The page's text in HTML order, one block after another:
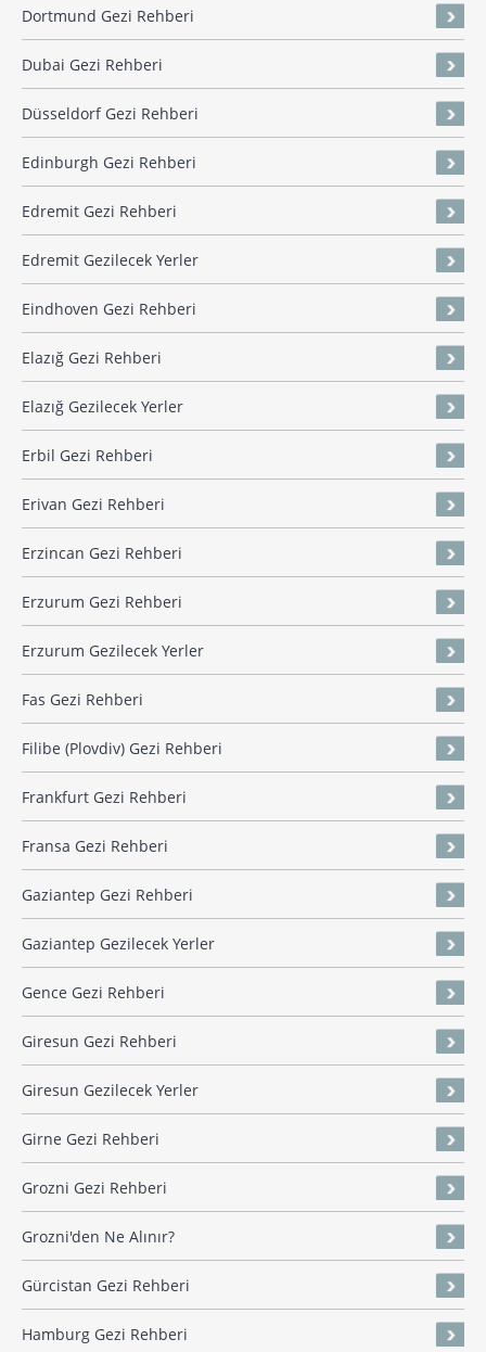
Dortmund Gezi Rehberi
Dubai Gezi Rehberi
Düsseldorf Gezi Rehberi
Edinburgh Gezi Rehberi
Edremit Gezi Rehberi
Edremit Gezilecek Yerler
Eindhoven Gezi Rehberi
Elazığ Gezi Rehberi
Elazığ Gezilecek Yerler
Erbil Gezi Rehberi
Erivan Gezi Rehberi
Erzincan Gezi Rehberi
Erzurum Gezi Rehberi
Erzurum Gezilecek Yerler
Fas Gezi Rehberi
Filibe (Plovdiv) Gezi Rehberi
Frankfurt Gezi Rehberi
Fransa Gezi Rehberi
Gaziantep Gezi Rehberi
Gaziantep Gezilecek Yerler
Gence Gezi Rehberi
Giresun Gezi Rehberi
Giresun Gezilecek Yerler
Girne Gezi Rehberi
Grozni Gezi Rehberi
Grozni'den Ne Alınır?
Gürcistan Gezi Rehberi
Hamburg Gezi Rehberi